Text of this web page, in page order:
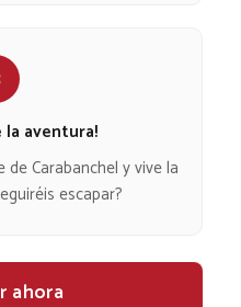
la aventura!
Carabanchel y vive la
escapar?
ahora